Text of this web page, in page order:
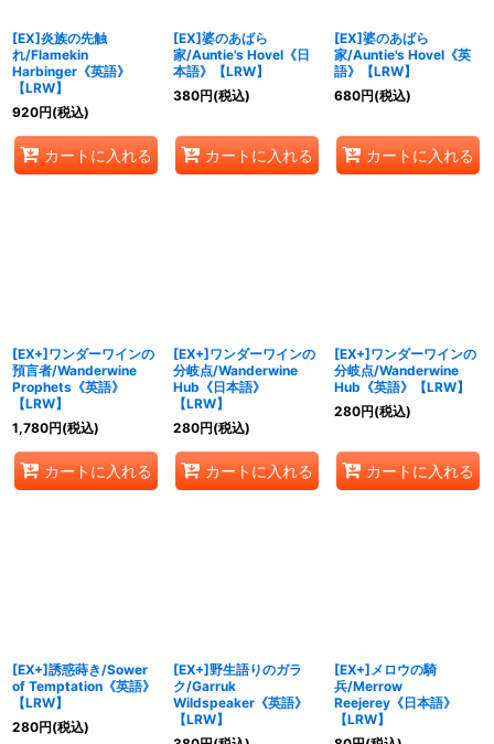
[EX]炎族の先触
れ/Flamekin
Harbinger《英語》
【LRW】
920円(税込)
カートに入れる
[EX]婆のあばら
家/Auntie's Hovel《日
本語》【LRW】
380円(税込)
カートに入れる
[EX]婆のあばら
家/Auntie's Hovel《英
語》【LRW】
680円(税込)
カートに入れる
[EX+]ワンダーワインの
預言者/Wanderwine
Prophets《英語》
【LRW】
1,780円(税込)
カートに入れる
[EX+]ワンダーワインの
分岐点/Wanderwine
Hub《日本語》
【LRW】
280円(税込)
カートに入れる
[EX+]ワンダーワインの
分岐点/Wanderwine
Hub《英語》【LRW】
280円(税込)
カートに入れる
[EX+]誘惑蒔き/Sower
of Temptation《英語》
【LRW】
280円(税込)
[EX+]野生語りのガラ
ク/Garruk
Wildspeaker《英語》
【LRW】
[EX+]メロウの騎
兵/Merrow
Reejerey《日本語》
【LRW】